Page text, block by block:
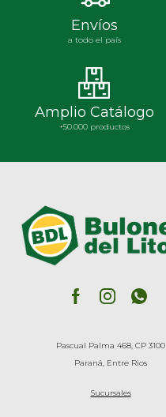
Envíos
a todo el país
Amplio Catálogo
+50.000 productos
Pascual Palma 468, CP 3100
Paraná, Entre Rios
Sucursales